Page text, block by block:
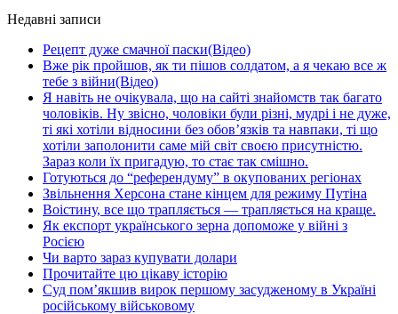
Недавні записи
Рецепт дуже смачної паски(Відео)
Вже рік пройшов, як ти пішов солдатом, а я чекаю все ж
тебе з війни(Відео)
Я навіть не очікувала, що на сайті знайомств так багато
чоловіків. Ну звісно, чоловіки були різні, мудрі і не дуже,
ті які хотіли відносини без обов’язків та навпаки, ті що
хотіли заполонити саме мій світ своєю присутністю.
Зараз коли їх пригадую, то стає так смішно.
Готуються до “референдуму” в окупованих регіонах
Звільнення Херсона стане кінцем для режиму Путіна
Воістину, все що трапляється — трапляється на краще.
Як експорт українського зерна допоможе у війні з
Росією
Чи варто зараз купувати долари
Прочитайте цю цікаву історію
Суд пом’якшив вирок першому засудженому в Україні
російському військовому